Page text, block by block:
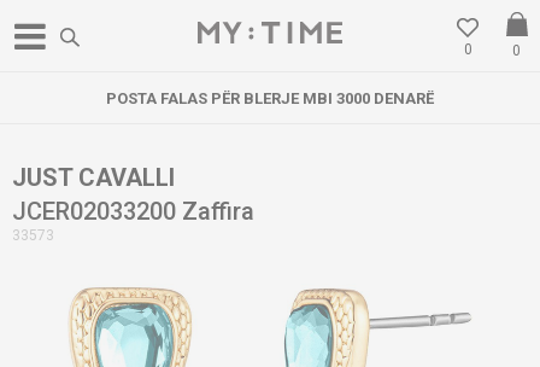
0
0
POSTA FALAS PËR BLERJE MBI 3000 DENARË
JUST CAVALLI
JCER02033200 Zaffira
33573